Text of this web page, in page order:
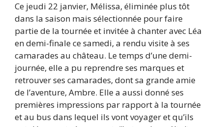
Ce jeudi 22 janvier, Mélissa, éliminée plus tôt
dans la saison mais sélectionnée pour faire
partie de la tournée et invitée à chanter avec Léa
en demi-finale ce samedi, a rendu visite à ses
camarades au château. Le temps d’une demi-
journée, elle a pu reprendre ses marques et
retrouver ses camarades, dont sa grande amie
de l’aventure, Ambre. Elle a aussi donné ses
premières impressions par rapport à la tournée
et au bus dans lequel ils vont voyager et qu’ils